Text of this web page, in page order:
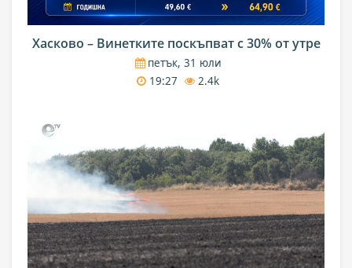
Хасково – Винетките поскъпват с 30% от утре
петък, 31 юли
19:27
2.4k